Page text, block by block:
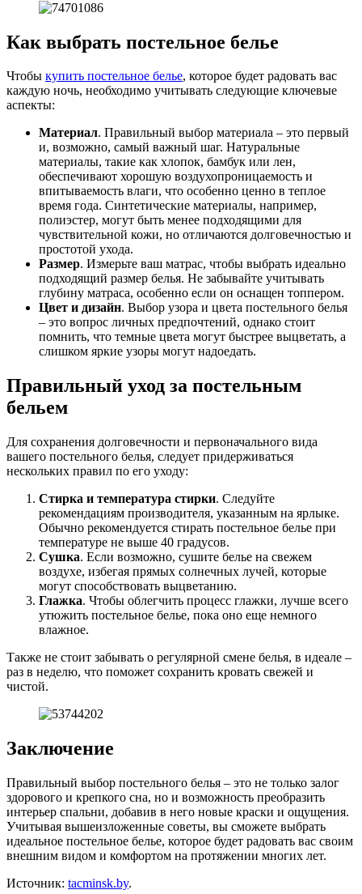
Как выбрать постельное белье
Чтобы купить постельное белье, которое будет радовать вас
каждую ночь, необходимо учитывать следующие ключевые
аспекты:
Материал. Правильный выбор материала – это первый
и, возможно, самый важный шаг. Натуральные
материалы, такие как хлопок, бамбук или лен,
обеспечивают хорошую воздухопроницаемость и
впитываемость влаги, что особенно ценно в теплое
время года. Синтетические материалы, например,
полиэстер, могут быть менее подходящими для
чувствительной кожи, но отличаются долговечностью и
простотой ухода.
Размер. Измерьте ваш матрас, чтобы выбрать идеально
подходящий размер белья. Не забывайте учитывать
глубину матраса, особенно если он оснащен топпером.
Цвет и дизайн. Выбор узора и цвета постельного белья
– это вопрос личных предпочтений, однако стоит
помнить, что темные цвета могут быстрее выцветать, а
слишком яркие узоры могут надоедать.
Правильный уход за постельным
бельем
Для сохранения долговечности и первоначального вида
вашего постельного белья, следует придерживаться
нескольких правил по его уходу:
Стирка и температура стирки. Следуйте
рекомендациям производителя, указанным на ярлыке.
Обычно рекомендуется стирать постельное белье при
температуре не выше 40 градусов.
Сушка. Если возможно, сушите белье на свежем
воздухе, избегая прямых солнечных лучей, которые
могут способствовать выцветанию.
Глажка. Чтобы облегчить процесс глажки, лучше всего
утюжить постельное белье, пока оно еще немного
влажное.
Также не стоит забывать о регулярной смене белья, в идеале –
раз в неделю, что поможет сохранить кровать свежей и
чистой.
Заключение
Правильный выбор постельного белья – это не только залог
здорового и крепкого сна, но и возможность преобразить
интерьер спальни, добавив в него новые краски и ощущения.
Учитывая вышеизложенные советы, вы сможете выбрать
идеальное постельное белье, которое будет радовать вас своим
внешним видом и комфортом на протяжении многих лет.
Источник: tacminsk.by.